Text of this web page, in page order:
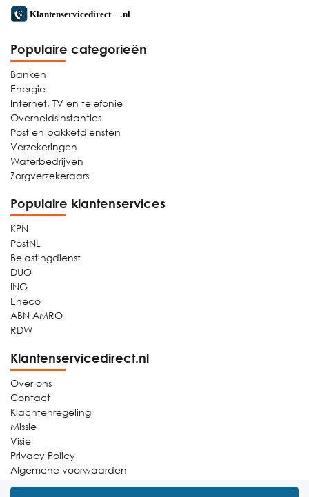
Populaire categorieën
Banken
Energie
Internet, TV en telefonie
Overheidsinstanties
Post en pakketdiensten
Verzekeringen
Waterbedrijven
Zorgverzekeraars
Populaire klantenservices
KPN
PostNL
Belastingdienst
DUO
ING
Eneco
ABN AMRO
RDW
Klantenservicedirect.nl
Over ons
Contact
Klachtenregeling
Missie
Visie
Privacy Policy
Algemene voorwaarden
Sitemap